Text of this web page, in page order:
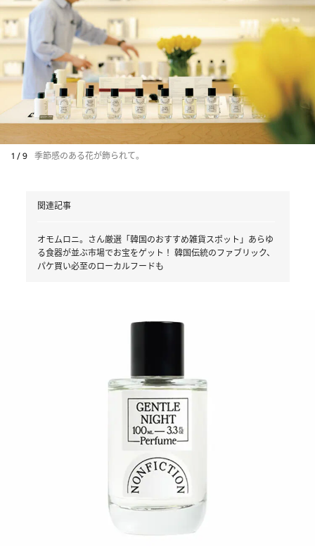
1 / 9 季節感のある花が飾られて。
関連記事
オモムロニ。さん厳選「韓国のおすすめ雑貨スポット」あらゆ
る食器が並ぶ市場でお宝をゲット！ 韓国伝統のファブリック、
パケ買い必至のローカルフードも